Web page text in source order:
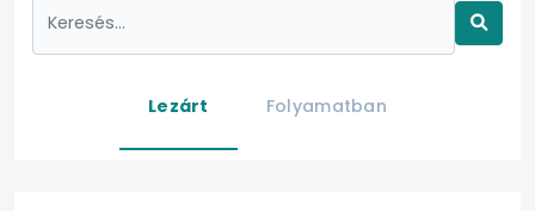
Lezárt Folyamatban